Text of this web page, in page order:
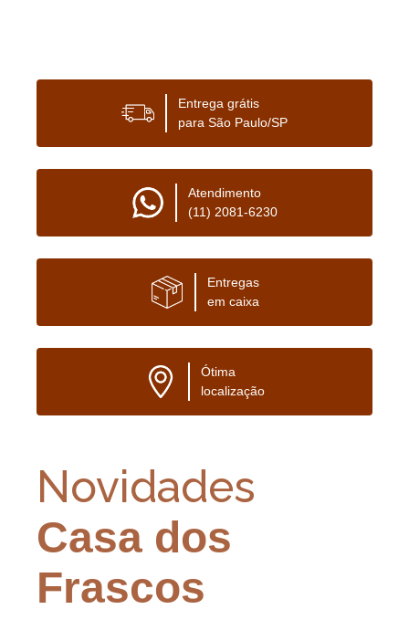
Entrega grátis
para São Paulo/SP
Atendimento
(11) 2081-6230
Entregas
em caixa
Ótima
localização
Novidades
Casa dos
Frascos